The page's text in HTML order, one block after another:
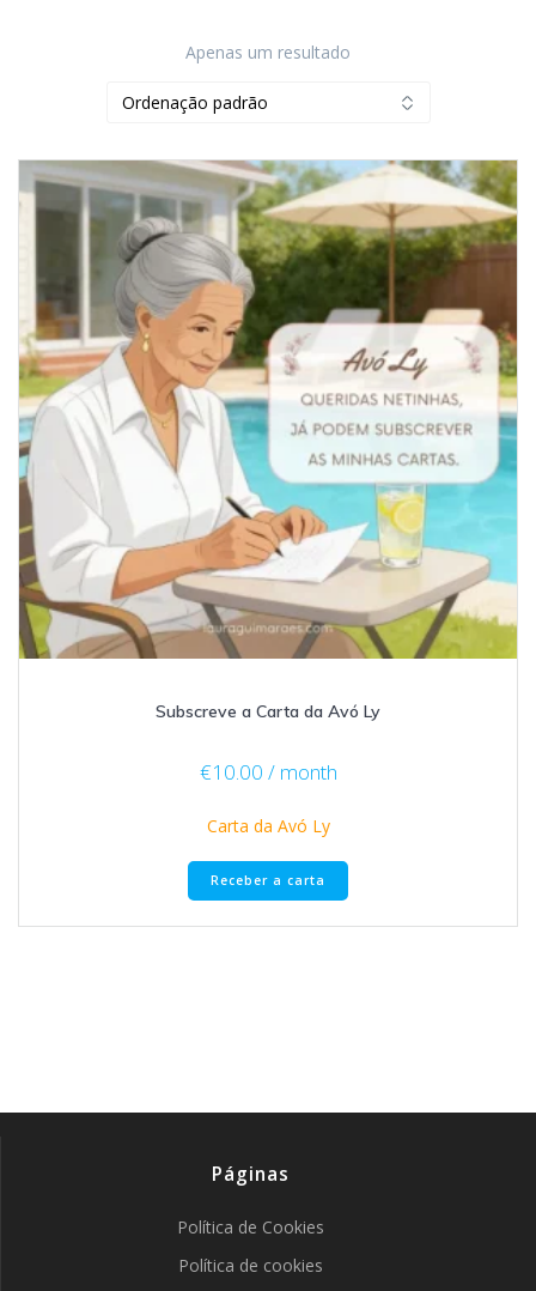
Apenas um resultado
Subscreve a Carta da Avó Ly
€10.00 / month
Carta da Avó Ly
Receber a carta
Páginas
Política de Cookies
Política de cookies